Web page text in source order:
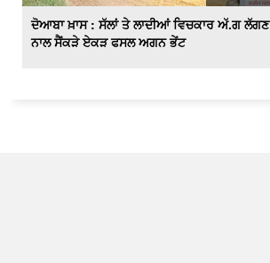
ਦੋਆਬਾ ਖ਼ਾਸ : ਸੱਲਾਂ ਤੇ ਲਾਦੀਆਂ ਵਿਚਕਾਰ ਅੱ.ਗ ਲੱਗਣ
ਨਾਲ ਸੈਂਕੜੇ ਏਕੜ ਫਸਲ ਅਗਨ ਭੇਂਟ